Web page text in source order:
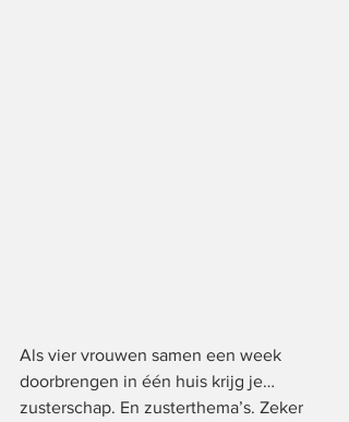
Als vier vrouwen samen een week
doorbrengen in één huis krijg je…
zusterschap. En zusterthema’s. Zeker